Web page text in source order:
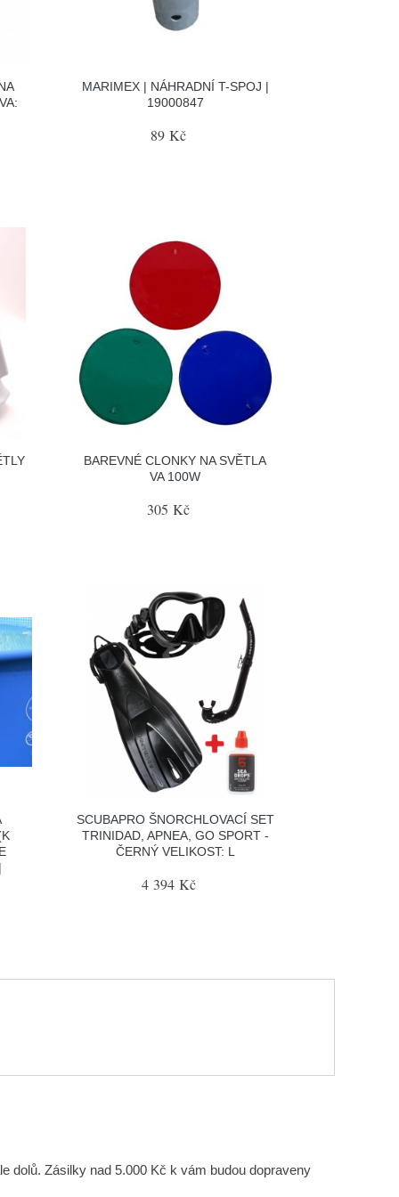
MARIMEX | NÁHRADNÍ T-SPOJ |
19000847
89 Kč
BAREVNÉ CLONKY NA SVĚTLA
VA 100W
305 Kč
SCUBAPRO ŠNORCHLOVACÍ SET
TRINIDAD, APNEA, GO SPORT -
ČERNÝ VELIKOST: L
4 394 Kč
dolů. Zásilky nad 5.000 Kč k vám budou dopraveny